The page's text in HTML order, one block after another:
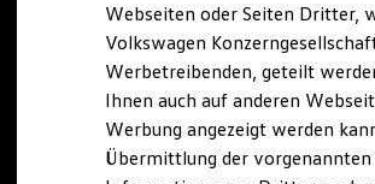
Volkswagen Kollektion
R-Kollektion
GTI Kollektion
Fußball Drop
we drive football
#wedriveproud
Besitzer und Service
myVolkswagen
Webseiten oder Seiten Dritter,
Volkswagen
Werbetreibenden, geteilt
Ihnen auch auf anderen
Werbung angezeigt werden
Übermittlung der vorgenannten